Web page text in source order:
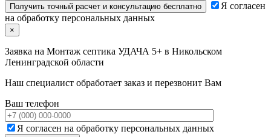
Я согласен
на обработку персональных данных
×
Заявка на Монтаж септика УДАЧА 5+ в Никольском
Ленинградской области
Наш специалист обработает заказ и перезвонит Вам
Ваш телефон
Я согласен на обработку персональных данных